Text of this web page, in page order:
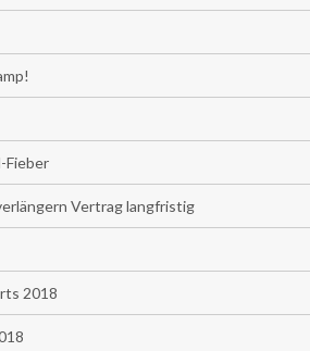
Fieber
Vertrag langfristig
2018